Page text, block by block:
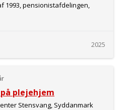
plejehjem
Stensvang, Syddanmark
1993, pensionistafdelingen,
2025